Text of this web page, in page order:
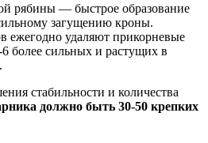
рябины — быстрое образование
загущению кроны.
ежегодно удаляют прикорневые
6 более сильных и растущих в
стабильности и количества
должно быть 30-50 крепких